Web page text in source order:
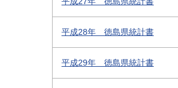
平成28年 徳島県統計書
平成29年 徳島県統計書